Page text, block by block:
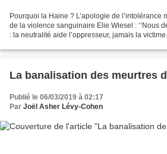
Pourquoi la Haine ? L’apologie de l’intolérance
de la violence sanguinaire Elie Wiesel : ‘‘Nous
: la neutralité aide l’oppresseur, jamais la
La banalisation des meurtres
Publié le 06/03/2019 à 02:17
Par Joël Asher Lévy-Cohen